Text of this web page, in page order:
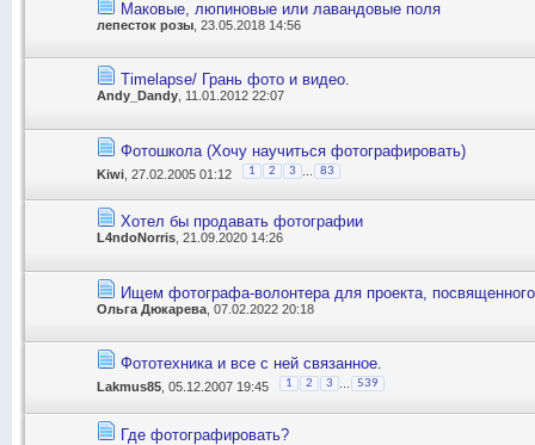
Маковые, люпиновые или лавандовые поля
лепесток розы , 23.05.2018 14:56
Timelapse/ Грань фото и видео.
Andy_Dandy , 11.01.2012 22:07
Фотошкола (Хочу научиться фотографировать)
Kiwi , 27.02.2005 01:12 1 2 3 83
Хотел бы продавать фотографии
L4ndoNorris , 21.09.2020 14:26
Ищем фотографа-волонтера для проекта,
Ольга Дюкарева , 07.02.2022 20:18
Фототехника и все с ней связанное.
Lakmus85 , 05.12.2007 19:45 1 2 3 539
Где фотографировать?